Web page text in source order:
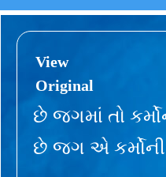
View
Original
છે જગમાં તો
છે જગ એ